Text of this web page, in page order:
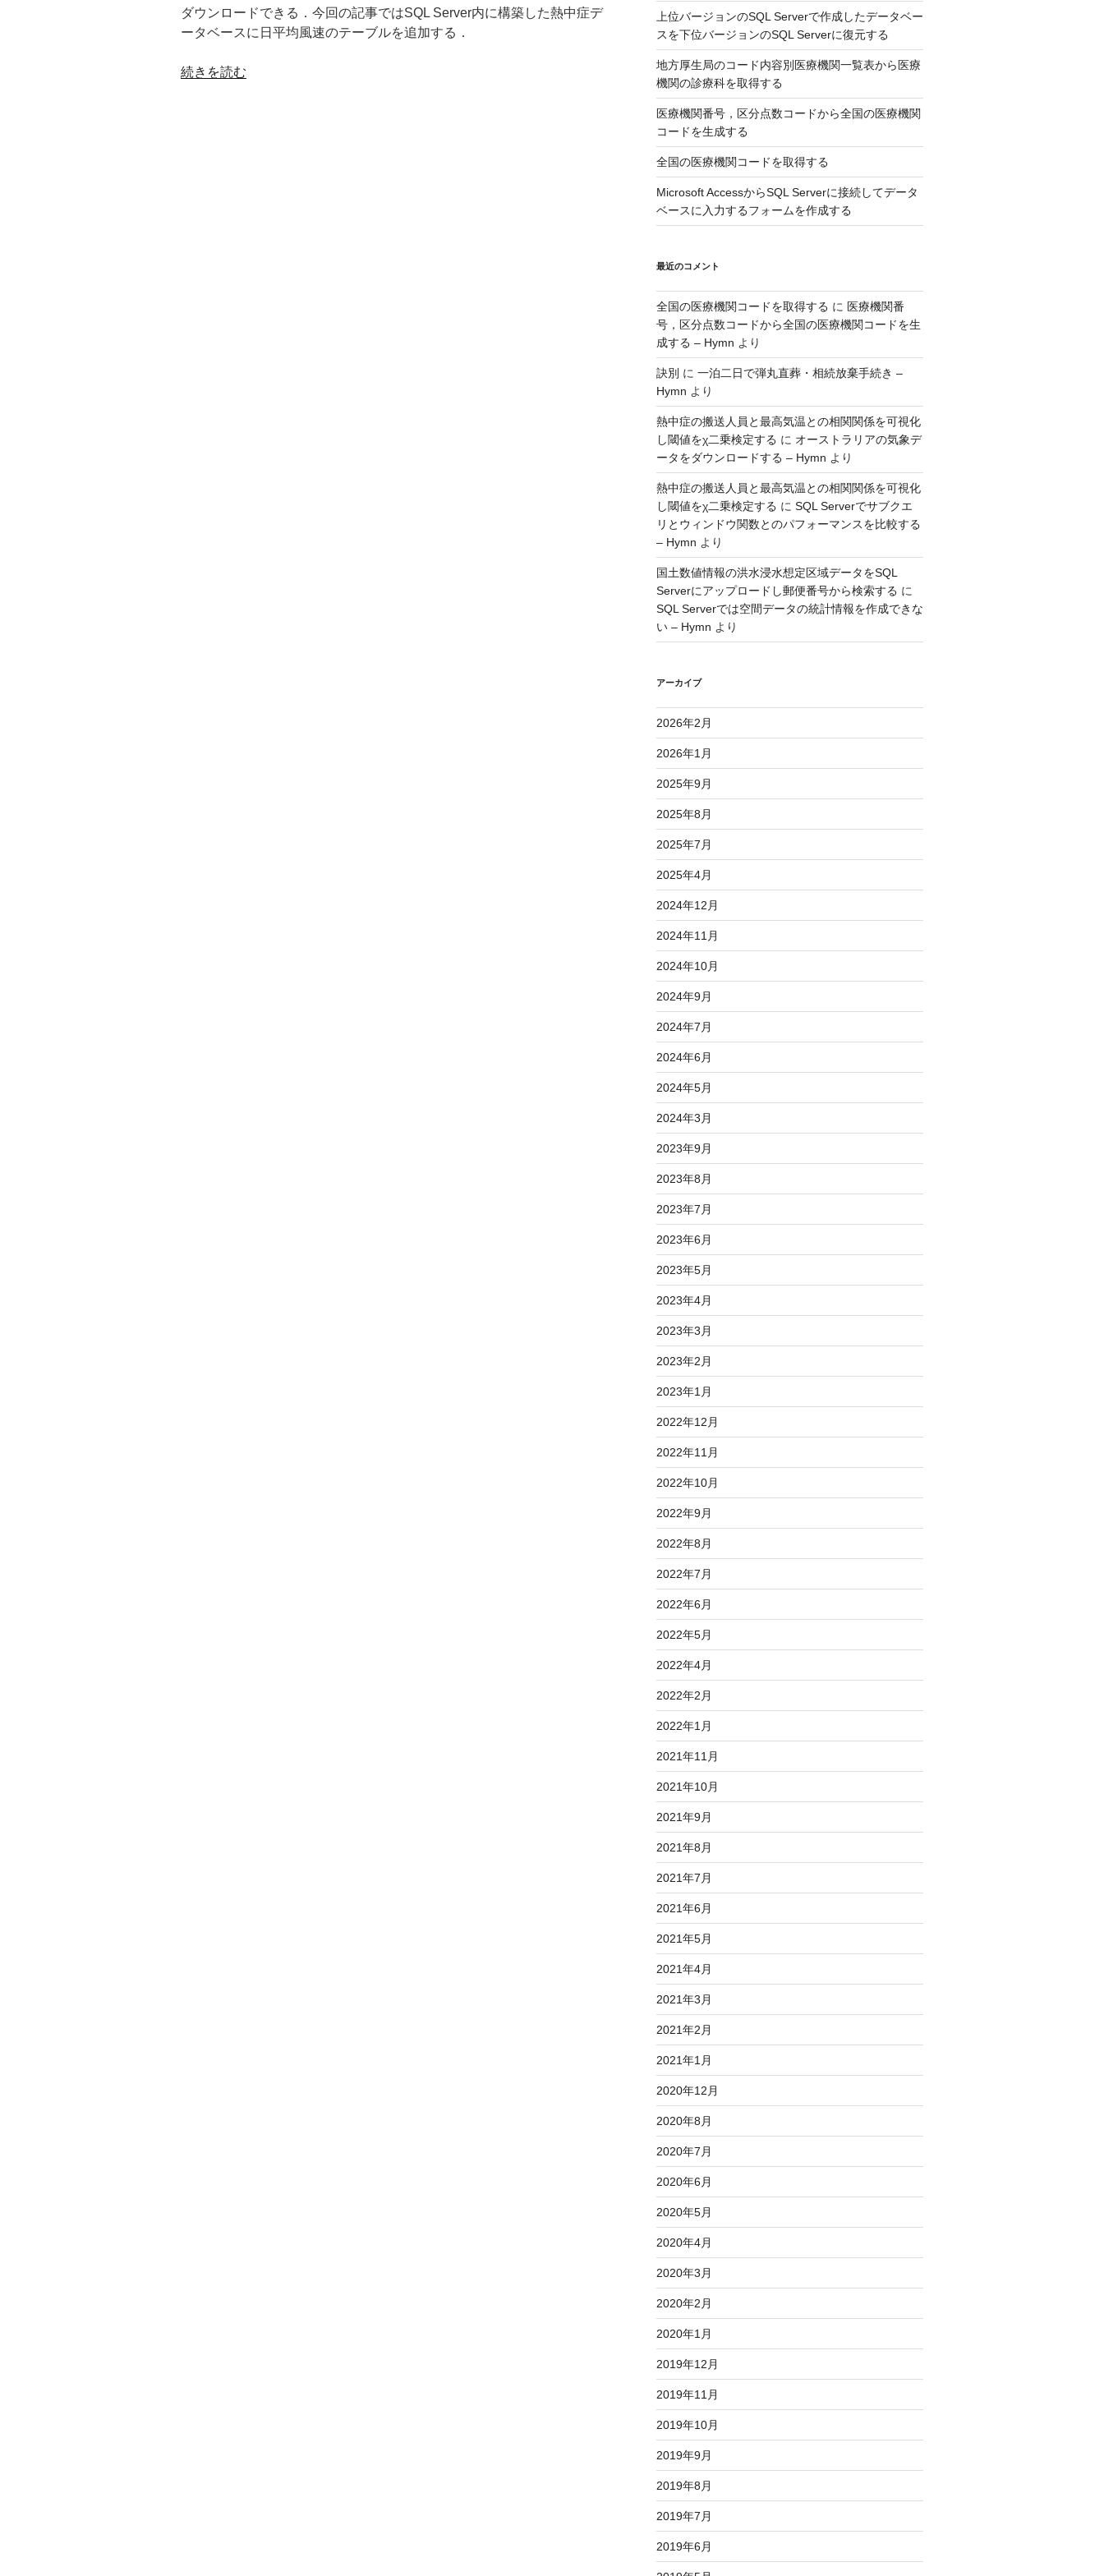
ダウンロードできる．今回の記事ではSQL Server内に構築した熱中症デ
ータベースに日平均風速のテーブルを追加する．
“熱
続きを読む
上位バージョンのSQL Serverで作成したデータベー
スを下位バージョンのSQL Serverに復元する
地方厚生局のコード内容別医療機関一覧表から医療
機関の診療科を取得する
医療機関番号，区分点数コードから全国の医療機関
コードを生成する
全国の医療機関コードを取得する
Microsoft AccessからSQL Serverに接続してデータ
ベースに入力するフォームを作成する
最近のコメント
全国の医療機関コードを取得する に 医療機関番
号，区分点数コードから全国の医療機関コードを生
成する – Hymn より
訣別 に 一泊二日で弾丸直葬・相続放棄手続き –
Hymn より
熱中症の搬送人員と最高気温との相関関係を可視化
し閾値をχ二乗検定する に オーストラリアの気象デ
ータをダウンロードする – Hymn より
熱中症の搬送人員と最高気温との相関関係を可視化
し閾値をχ二乗検定する に SQL Serverでサブクエ
リとウィンドウ関数とのパフォーマンスを比較する
– Hymn より
国土数値情報の洪水浸水想定区域データをSQL
Serverにアップロードし郵便番号から検索する に
SQL Serverでは空間データの統計情報を作成できな
い – Hymn より
アーカイブ
2026年2月
2026年1月
2025年9月
2025年8月
2025年7月
2025年4月
2024年12月
2024年11月
2024年10月
2024年9月
2024年7月
2024年6月
2024年5月
2024年3月
2023年9月
2023年8月
2023年7月
2023年6月
2023年5月
2023年4月
2023年3月
2023年2月
2023年1月
2022年12月
2022年11月
2022年10月
2022年9月
2022年8月
2022年7月
2022年6月
2022年5月
2022年4月
2022年2月
2022年1月
2021年11月
2021年10月
2021年9月
2021年8月
2021年7月
2021年6月
2021年5月
2021年4月
2021年3月
2021年2月
2021年1月
2020年12月
2020年8月
2020年7月
2020年6月
2020年5月
2020年4月
2020年3月
2020年2月
2020年1月
2019年12月
2019年11月
2019年10月
2019年9月
2019年8月
2019年7月
2019年6月